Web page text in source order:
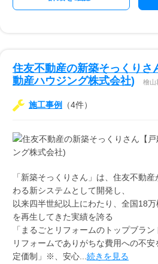
住友不動産の新築そっくりさ
動産ハウジング株式会社)
檜山
施工事例 （4件）
「新築そっくりさん」は、住友不動
わる新システムとして開発し、
以来四半世紀以上にわたり、全国18
を再生してきた実績を誇る
「まるごとリフォームのトップブラン
リフォームでありがちな費用への不
定価制」※、安心... 続きを見る